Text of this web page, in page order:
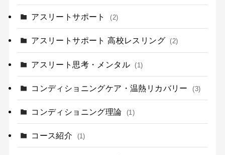
アスリートサポート (2)
アスリートサポート 高校レスリング (2)
アスリート思考・メンタル (1)
コンディショニングケア・温熱リカバリー (3)
コンディショニング理論 (1)
コース紹介 (1)